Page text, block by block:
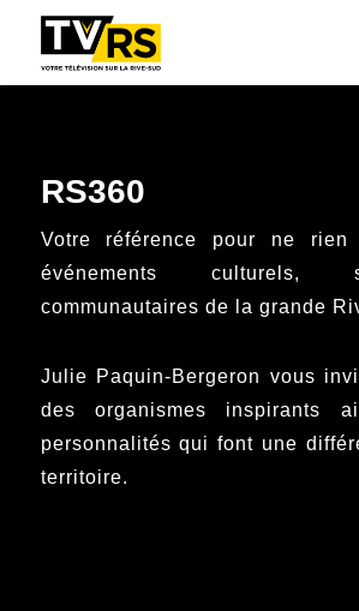
RS360
Votre référence pour ne rien
événements culturels,
communautaires de la grande
Julie Paquin-Bergeron vous
des organismes inspirants
personnalités qui font une
territoire.